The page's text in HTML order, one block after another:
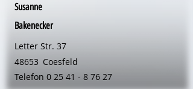
Susanne
Bakenecker
Letter Str. 37
48653 Coesfeld
Telefon 0 25 41 - 8 76 27